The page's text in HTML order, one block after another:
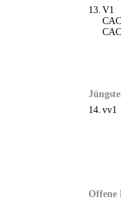
13. V1
CAC
14. vv1
Offene